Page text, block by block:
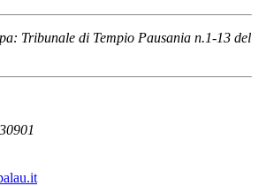
Tribunale di Tempio Pausania n.1-13 del